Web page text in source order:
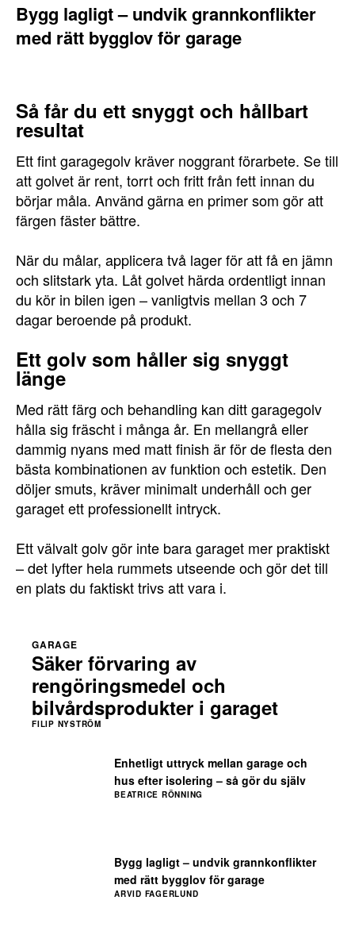
Bygg lagligt – undvik grannkonflikter
med rätt bygglov för garage
Så får du ett snyggt och hållbart
resultat
Ett fint garagegolv kräver noggrant förarbete. Se till
att golvet är rent, torrt och fritt från fett innan du
börjar måla. Använd gärna en primer som gör att
färgen fäster bättre.
När du målar, applicera två lager för att få en jämn
och slitstark yta. Låt golvet härda ordentligt innan
du kör in bilen igen – vanligtvis mellan 3 och 7
dagar beroende på produkt.
Ett golv som håller sig snyggt
länge
Med rätt färg och behandling kan ditt garagegolv
hålla sig fräscht i många år. En mellangrå eller
dammig nyans med matt finish är för de flesta den
bästa kombinationen av funktion och estetik. Den
döljer smuts, kräver minimalt underhåll och ger
garaget ett professionellt intryck.
Ett välvalt golv gör inte bara garaget mer praktiskt
– det lyfter hela rummets utseende och gör det till
en plats du faktiskt trivs att vara i.
Bygg lagligt – undvik grannkonflikter
med rätt bygglov för garage
ARVID FAGERLUND
Enhetligt uttryck mellan garage och
hus efter isolering – så gör du själv
BEATRICE RÖNNING
Säker förvaring av
rengöringsmedel och
bilvårdsprodukter i garaget
GARAGE
FILIP NYSTRÖM